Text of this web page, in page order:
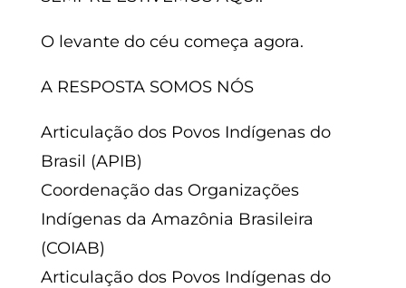
O levante do céu começa agora.
A RESPOSTA SOMOS NÓS
Articulação dos Povos Indígenas do
Brasil (APIB)
Coordenação das Organizações
Indígenas da Amazônia Brasileira
(COIAB)
Articulação dos Povos Indígenas do